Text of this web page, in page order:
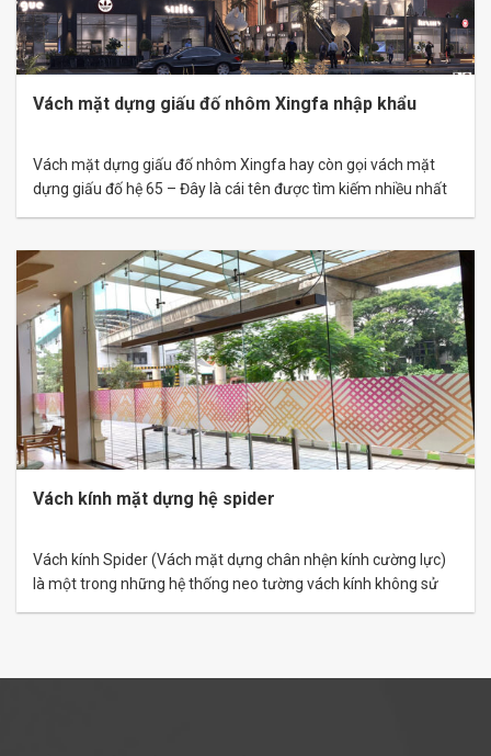
Vách mặt dựng giấu đố nhôm Xingfa nhập khẩu
Vách mặt dựng giấu đố nhôm Xingfa hay còn gọi vách mặt
dựng giấu đố hệ 65 – Đây là cái tên được tìm kiếm nhiều nhất
lớn như…
Vách kính mặt dựng hệ spider
Vách kính Spider (Vách mặt dựng chân nhện kính cường lực)
là một trong những hệ thống neo tường vách kính không sử